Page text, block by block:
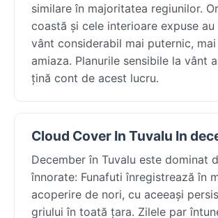
similare în majoritatea regiunilor.
coastă și cele interioare expuse au
vânt considerabil mai puternic,
amiaza. Planurile sensibile la vânt
țină cont de acest lucru.
Cloud Cover In Tuvalu In
December în Tuvalu este dominat
înnorate: Funafuti înregistrează în
acoperire de nori, cu aceeași
griului în toată țara. Zilele par